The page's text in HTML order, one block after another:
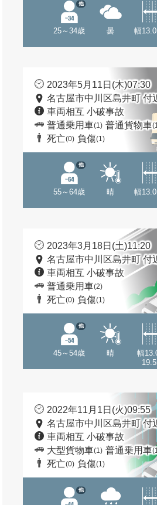
25～34歳
他
曇 幅
2023年5月11日(木)07:30
名古屋市中川区島井町 付
車両相互 小破事故
普通乗用車(1) 普通貨物車
死亡(0) 負傷(1)
55～64歳
他
晴 幅
2023年3月18日(土)11:20
名古屋市中川区島井町 付
車両相互 小破事故
普通乗用車(2)
死亡(0) 負傷(1)
45～54歳
他
晴
幅
2022年11月1日(火)09:55
名古屋市中川区島井町 付
車両相互 小破事故
大型貨物車(1) 普通乗用車
死亡(0) 負傷(1)
他